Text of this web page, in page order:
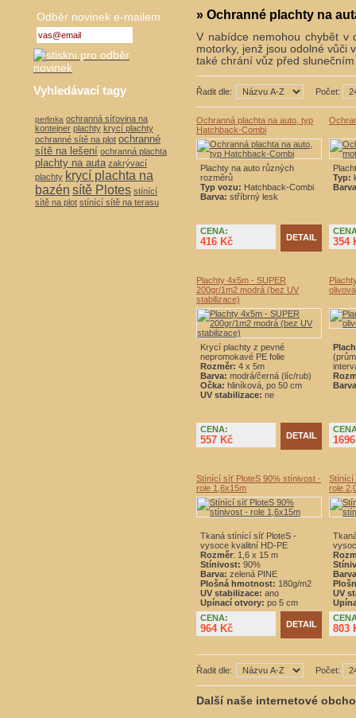
» Ochranné plachty na
V nabídce nemohou chybět
motorky, jenž jsou odolné vůči
také chrání vůz před
Řadit dle: Počet:
Ochranná plachta na auto, typ
Hatchback-Combi
Plachty na auto různých
rozměrů
Typ vozu: Hatchback-Combi
Barva: stříbrný lesk
Typ:
CENA:
416 Kč DETAIL 354
Plachty 4x5m - SUPER
200gr/1m2 modrá (bez UV
stabilizace)
Krycí plachty z pevné
nepromokavé PE folie
Rozměr: 4 x 5m
Barva: modrá/černá (líc/rub)
Očka: hliníková, po 50 cm
UV stabilizace: ne
CENA:
557 Kč DETAIL
Stínící síť PloteS 90% stínivost -
role 1,6x15m
Stínící
role
Tkaná stínící síť PloteS -
vysoce kvalitní HD-PE
Rozměr: 1,6 x 15 m
Stínivost: 90%
Barva: zelená PINE
Plošná hmotnost: 180g/m2
UV stabilizace: ano
Upínací otvory: po 5 cm
UV
CENA:
964 Kč DETAIL 803
Řadit dle: Počet:
Další naše internetové
Odběr novinek e-mailem
Vyhledávací tagy
perlinka ochranná síťovina na
kontejner plachty krycí plachty
ochranné sítě na plot ochranné
sítě na lešení ochranná plachta
plachty na auta zakrývací
plachty krycí plachta na
bazén sítě Plotes stínící
sítě na plot stínící sítě na terasu